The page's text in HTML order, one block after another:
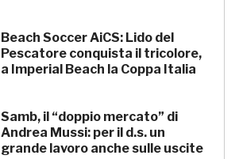
Beach Soccer AiCS: Lido del
Pescatore conquista il tricolore,
a Imperial Beach la Coppa Italia
Samb, il “doppio mercato” di
Andrea Mussi: per il d.s. un
grande lavoro anche sulle uscite